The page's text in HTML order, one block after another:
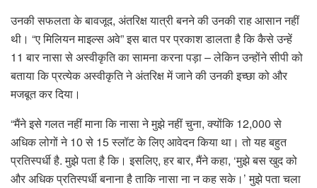
उनकी सफलता के बावजूद, अंतरिक्ष यात्री बनने की उनकी राह आसान नहीं
थी। “ए मिलियन माइल्स अवे” इस बात पर प्रकाश डालता है कि कैसे उन्हें
11 बार नासा से अस्वीकृति का सामना करना पड़ा – लेकिन उन्होंने सीपी को
बताया कि प्रत्येक अस्वीकृति ने अंतरिक्ष में जाने की उनकी इच्छा को और
मजबूत कर दिया।
“मैंने इसे गलत नहीं माना कि नासा ने मुझे नहीं चुना, क्योंकि 12,000 से
अधिक लोगों ने 10 से 15 स्लॉट के लिए आवेदन किया था। तो यह बहुत
प्रतिस्पर्धी है. मुझे पता है कि। इसलिए, हर बार, मैंने कहा, ‘मुझे बस खुद को
और अधिक प्रतिस्पर्धी बनाना है ताकि नासा ना न कह सके।’ मुझे पता चला